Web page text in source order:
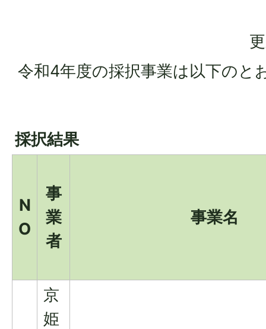
令和4年度の採択事業は以下のと
採択結果
N
O
事
業
者
事業名
京
姫